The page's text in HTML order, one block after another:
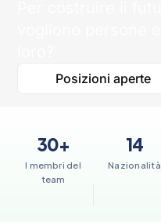
Posizioni aperte
30+
I membri del
team
14
Nazionalità